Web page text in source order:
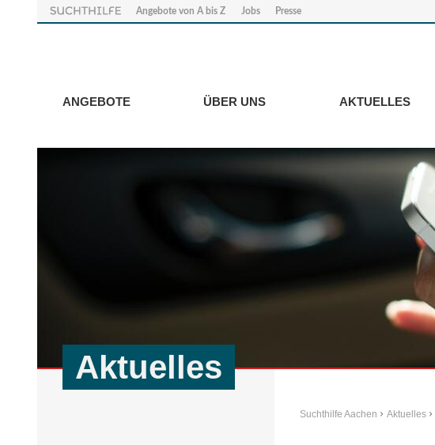
Angebote von A bis Z Jobs Presse
ANGEBOTE ÜBER UNS AKTUELLES
Aktuelles
Suchthilfe Aachen Aktuelles